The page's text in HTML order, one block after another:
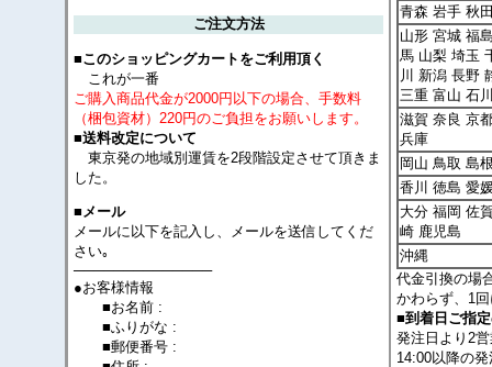
ご注文方法
■このショッピングカートをご利用頂く
これが一番
ご購入商品代金が2000円以下の場合、手数料
（梱包資材）220円のご負担をお願いします。
■送料改定について
東京発の地域別運賃を2段階設定させて頂きま
した。
■メール
メールに以下を記入し、メールを送信してくだ
さい｡
──────────────
●お客様情報
■お名前 :
■ふりがな :
■郵便番号 :
青森 岩手 秋
山形 宮城 福
馬 山梨 埼玉
川 新潟 長野
三重 富山 石
滋賀 奈良 京
兵庫
岡山 鳥取 島
香川 徳島 愛
大分 福岡 佐
崎 鹿児島
沖縄
代金引換の場
かわらず、1
■到着日ご指
発注日より2
14:00以降の